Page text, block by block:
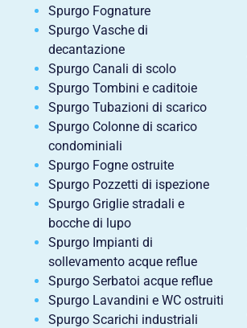
Spurgo Fognature
Spurgo Vasche di
decantazione
Spurgo Canali di scolo
Spurgo Tombini e caditoie
Spurgo Tubazioni di scarico
Spurgo Colonne di scarico
condominiali
Spurgo Fogne ostruite
Spurgo Pozzetti di ispezione
Spurgo Griglie stradali e
bocche di lupo
Spurgo Impianti di
sollevamento acque reflue
Spurgo Serbatoi acque reflue
Spurgo Lavandini e WC ostruiti
Spurgo Scarichi industriali